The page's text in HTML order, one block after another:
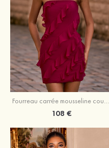
Fourreau carrée mousseline courte/mini robe de fête de la rentré avec volants
108 €